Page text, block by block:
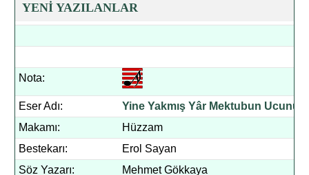
YENİ YAZILANLAR
Nota:
Eser Adı:
Yine Yakmış Yâr Mektubun Ucunu
Makamı:
Hüzzam
Bestekarı:
Erol Sayan
Söz Yazarı:
Mehmet Gökkaya